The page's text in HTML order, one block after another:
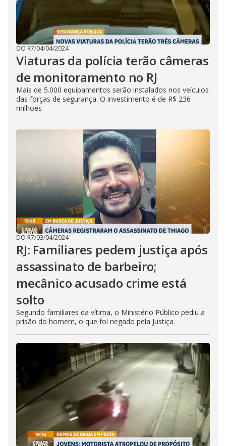
DO R7/04/04/2024
Viaturas da polícia terão câmeras
de monitoramento no RJ
Mais de 5.000 equipamentos serão instalados nos veículos
das forças de segurança. O investimento é de R$ 236
milhões
DO R7/03/04/2024
RJ: Familiares pedem justiça após
assassinato de barbeiro;
mecânico acusado crime está
solto
Segundo familiares da vítima, o Ministério Público pediu a
prisão do homem, o que foi negado pela Justiça